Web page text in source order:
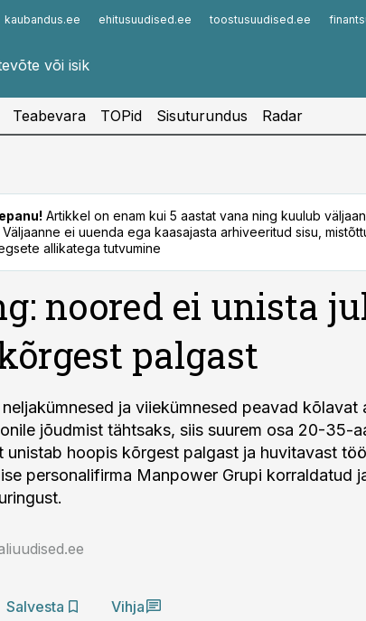
kaubandus.ee ehitusuudised.ee toostusuudised.ee
Infopank
Teabevara TOPid Sisuturundus Radar
Artikkel on enam kui 5 aastat vana ning kuulub
Väljaanne ei uuenda ega kaasajasta arhiveeritud sisu,
allikatega tutvumine
noored ei unista
palgast
neljakümnesed ja viiekümnesed peavad kõlavat
jõudmist tähtsaks, siis suurem osa 20-35-
unistab hoopis kõrgest palgast ja huvitavast
personalifirma Manpower Grupi korraldatud
Salvesta Vihja